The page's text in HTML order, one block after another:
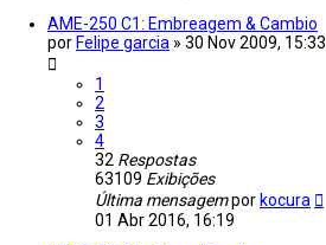
AME-250 C1: Embreagem & Cambio
por Felipe garcia » 30 Nov 2009, 15:33
1
2
3
4
32 Respostas
63109 Exibições
Última mensagempor kocura
01 Abr 2016, 16:19